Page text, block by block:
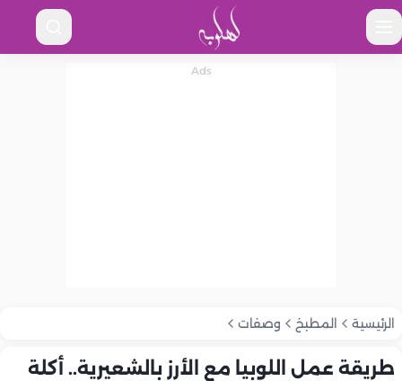
الرئيسية المطبخ وصفات
طريقة عمل اللوبيا مع الأرز بالشعيرية.. أكلة